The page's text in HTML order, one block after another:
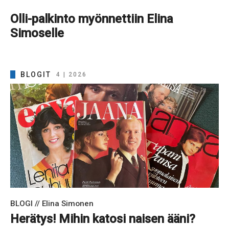
Olli-palkinto myönnettiin Elina
Simoselle
BLOGIT 4 | 2026
BLOGI // Elina Simonen
Herätys! Mihin katosi naisen ääni?